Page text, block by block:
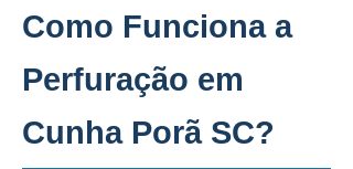
Como Funciona a
Perfuração em
Cunha Porã SC?